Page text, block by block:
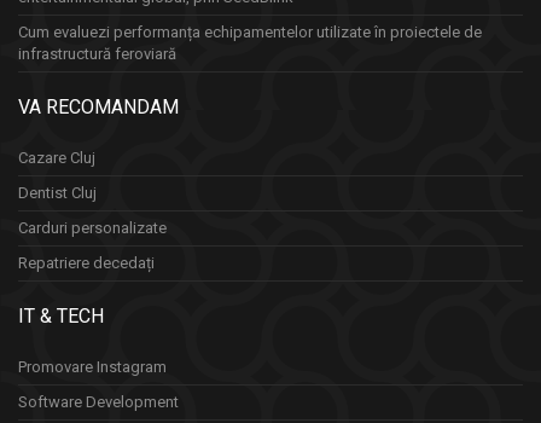
Cum evaluezi performanța echipamentelor utilizate în proiectele de
infrastructură feroviară
VA RECOMANDAM
Cazare Cluj
Dentist Cluj
Carduri personalizate
Repatriere decedați
IT & TECH
Promovare Instagram
Software Development